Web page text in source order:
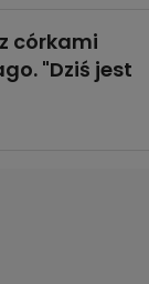
córkami
"Dziś jest